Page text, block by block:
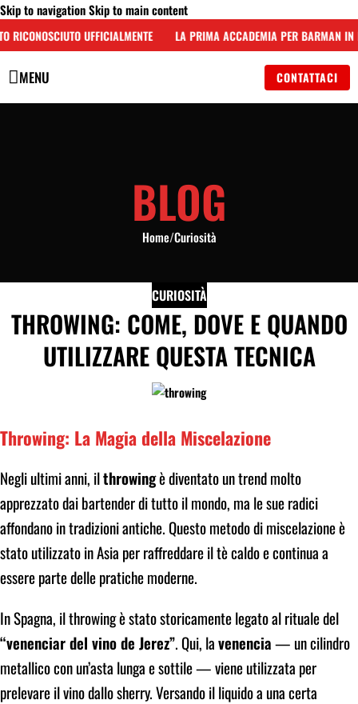
Skip to navigationSkip to main content
RICONOSCIUTO UFFICIALMENTE LA PRIMA ACCADEMIA PER BARMAN IN
MENU CONTATTACI
BLOG
Home/Curiosità
CURIOSITÀ
THROWING: COME, DOVE E QUANDO
UTILIZZARE QUESTA TECNICA
Throwing: La Magia della Miscelazione
Negli ultimi anni, ilthrowingè diventato un trend molto
apprezzato dai bartender di tutto il mondo, ma le sue radici
affondano in tradizioni antiche. Questo metodo di miscelazione è
stato utilizzato in Asia per raffreddare il tè caldo e continua a
essere parte delle pratiche moderne.
In Spagna, il throwing è stato storicamente legato al rituale del
“venenciar del vino de Jerez”. Qui, lavenencia— un cilindro
metallico con un’asta lunga e sottile — viene utilizzata per
prelevare il vino dallo sherry. Versando il liquido a una certa